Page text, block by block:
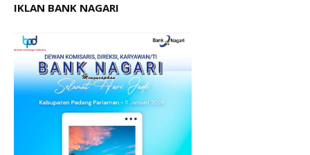
IKLAN BANK NAGARI